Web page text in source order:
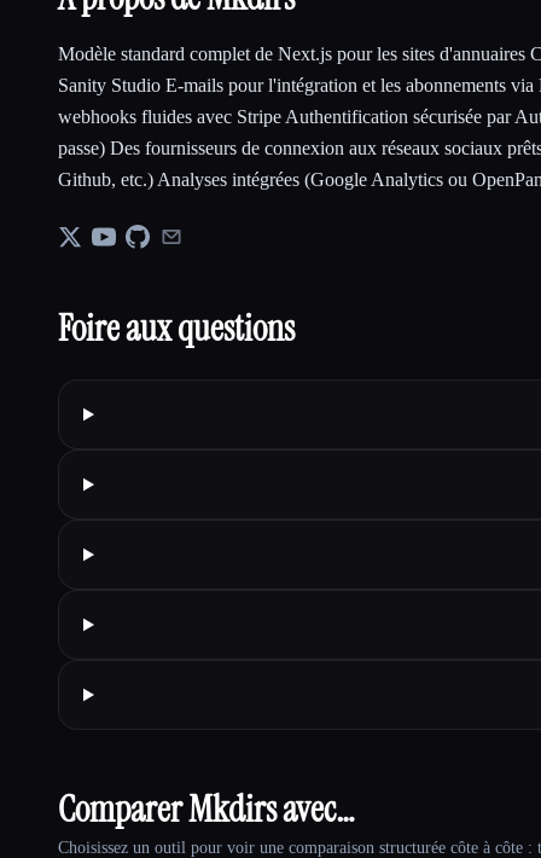
Modèle standard complet de Next.js pour les sites d'annuaires
Sanity Studio E-mails pour l'intégration et les abonnements via
webhooks fluides avec Stripe Authentification sécurisée par
passe) Des fournisseurs de connexion aux réseaux sociaux
Github, etc.) Analyses intégrées (Google Analytics ou
Foire aux questions
Comparer Mkdirs avec…
Choisissez un outil pour voir une comparaison structurée côte à côte